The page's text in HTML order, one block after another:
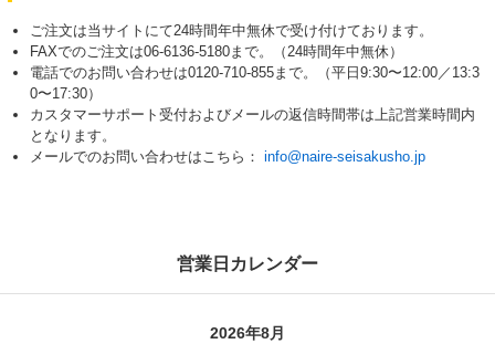
ご注文は当サイトにて24時間年中無休で受け付けております。
FAXでのご注文は06-6136-5180まで。（24時間年中無休）
電話でのお問い合わせは0120-710-855まで。（平日9:30〜12:00／13:3
0〜17:30）
カスタマーサポート受付およびメールの返信時間帯は上記営業時間内
となります。
メールでのお問い合わせはこちら： info@naire-seisakusho.jp
営業日カレンダー
2026年8月